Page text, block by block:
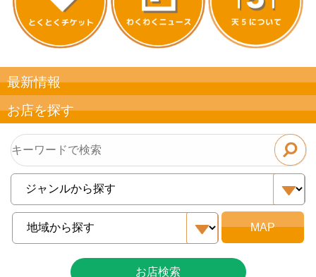
最新情報
お店を探す
お店検索